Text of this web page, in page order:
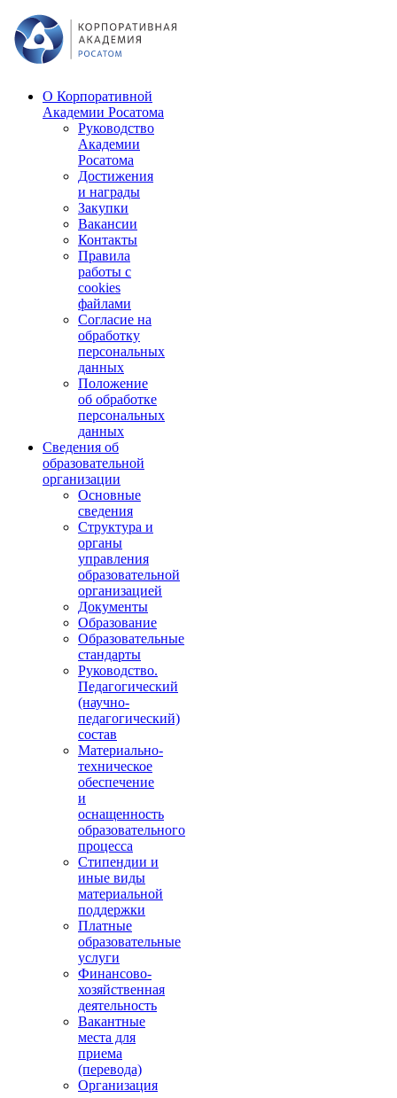
О Корпоративной
Академии Росатома
Руководство
Академии
Росатома
Достижения
и награды
Закупки
Вакансии
Контакты
Правила
работы с
cookies
файлами
Согласие на
обработку
персональных
данных
Положение
об обработке
персональных
данных
Сведения об
образовательной
организации
Основные
сведения
Структура и
органы
управления
образовательной
организацией
Документы
Образование
Образовательные
стандарты
Руководство.
Педагогический
(научно-
педагогический)
состав
Материально-
техническое
обеспечение
и
оснащенность
образовательного
процесса
Стипендии и
иные виды
материальной
поддержки
Платные
образовательные
услуги
Финансово-
хозяйственная
деятельность
Вакантные
места для
приема
(перевода)
Организация